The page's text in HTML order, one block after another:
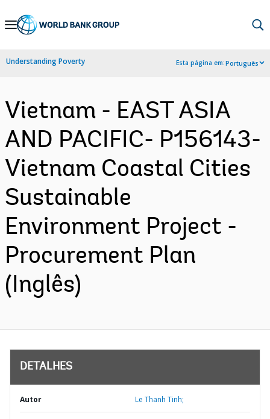
Skip
Navigation
Understanding Poverty Esta página em:Português
Vietnam - EAST ASIA
AND PACIFIC- P156143-
Vietnam Coastal Cities
Sustainable
Environment Project -
Procurement Plan
(Inglês)
DETALHES
Autor Le Thanh Tinh;